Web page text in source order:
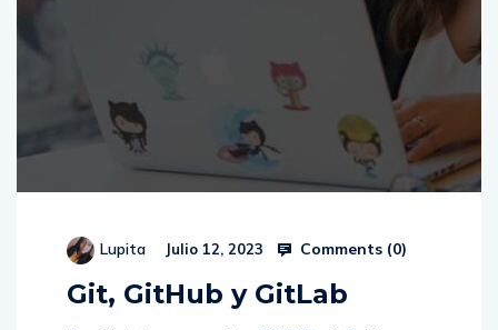
Lupita Julio 12, 2023 Comments (0)
Git, GitHub y GitLab